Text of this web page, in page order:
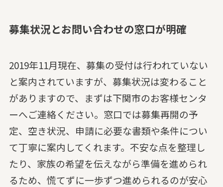
募集状況とお問い合わせの窓口が明確
2019年11月現在、募集の受付は行われていない
と案内されていますが、募集状況は変わること
がありますので、まずは下関市のお客様センタ
ーへご連絡ください。窓口では募集再開の予
定、空き状況、申請に必要な書類や条件につい
て丁寧に案内してくれます。不安な点を整理し
たり、家族の希望を伝えながら準備を進められ
るため、慌てずに一歩ずつ進められるのが安心